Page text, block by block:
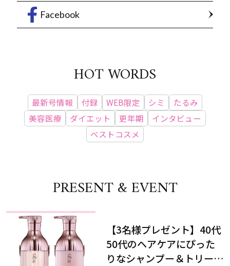
Facebook
HOT WORDS
最新号情報 付録 WEB限定 シミ
たるみ
美容医療
ダイエット 更年期
インタビュー
ベストコスメ
PRESENT & EVENT
【3名様プレゼント】40代
50代のヘアケアにぴった
りなシャンプー＆トリート